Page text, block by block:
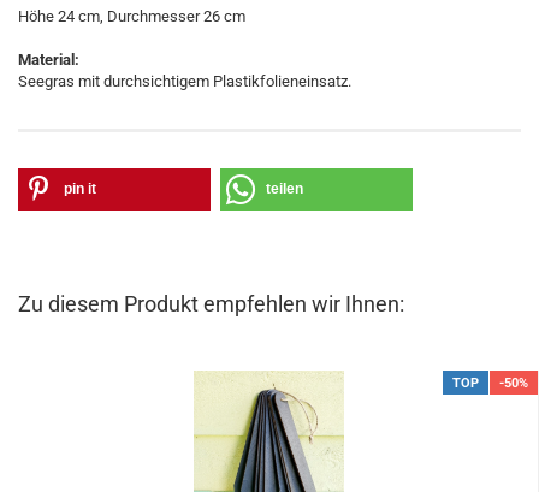
Höhe 24 cm, Durchmesser 26 cm
Material:
Seegras mit durchsichtigem Plastikfolieneinsatz.
pin it teilen
Zu diesem Produkt empfehlen wir Ihnen:
TOP -50%